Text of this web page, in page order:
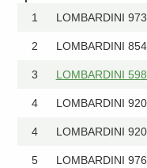
1 LOMBARDINI
2 LOMBARDINI
3 LOMBARDINI
4 LOMBARDINI
4 LOMBARDINI
5 LOMBARDINI